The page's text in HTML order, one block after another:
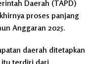
Daerah (TAPD)
proses panjang
Anggaran 2025.
daerah ditetapkan
itu terdiri dari